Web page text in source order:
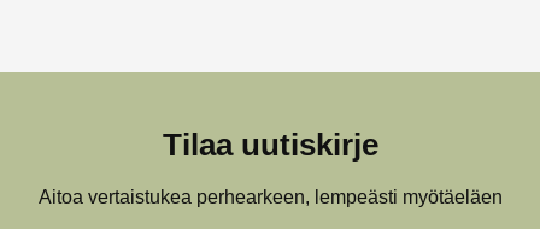
Tilaa uutiskirje
Aitoa vertaistukea perhearkeen, lempeästi myötäeläen